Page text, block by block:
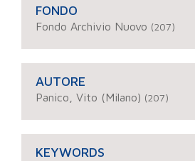
FONDO
Fondo Archivio Nuovo (207)
AUTORE
Panico, Vito (Milano) (207)
KEYWORDS